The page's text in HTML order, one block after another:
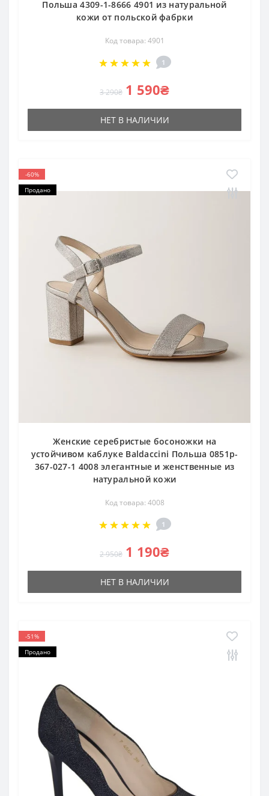
Польша 4309-1-8666 4901 из натуральной
кожи от польской фабрки
Код товара: 4901
1
3 290₴ 1 590₴
НЕТ В НАЛИЧИИ
-60%
Продано
Женские серебристые босоножки на
устойчивом каблуке Baldaccini Польша 0851p-
367-027-1 4008 элегантные и женственные из
натуральной кожи
Код товара: 4008
1
2 950₴ 1 190₴
НЕТ В НАЛИЧИИ
-51%
Продано